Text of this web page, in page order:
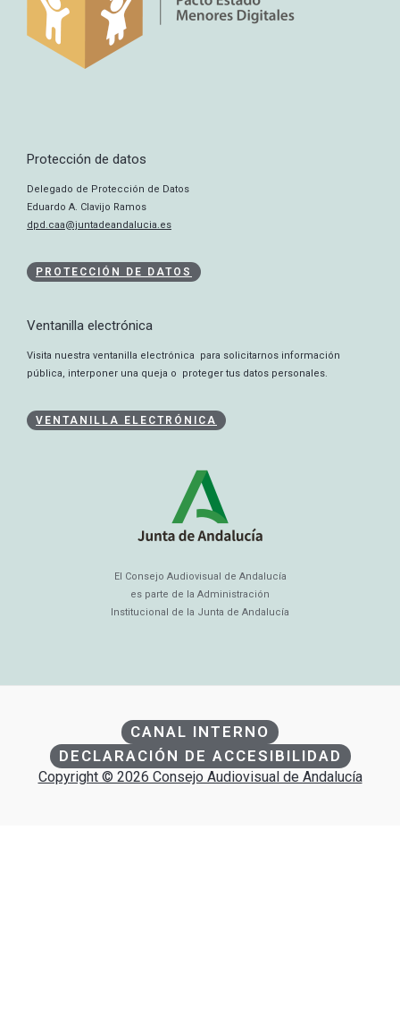
Protección de datos
Delegado de Protección de Datos
Eduardo A. Clavijo Ramos
dpd.caa@juntadeandalucia.es
PROTECCIÓN DE DATOS
Ventanilla electrónica
Visita nuestra ventanilla electrónica para solicitarnos información
pública, interponer una queja o proteger tus datos personales.
VENTANILLA ELECTRÓNICA
El Consejo Audiovisual de Andalucía
es parte de la Administración
Institucional de la Junta de Andalucía
CANAL INTERNO
DECLARACIÓN DE ACCESIBILIDAD
Copyright © 2026 Consejo Audiovisual de Andalucía